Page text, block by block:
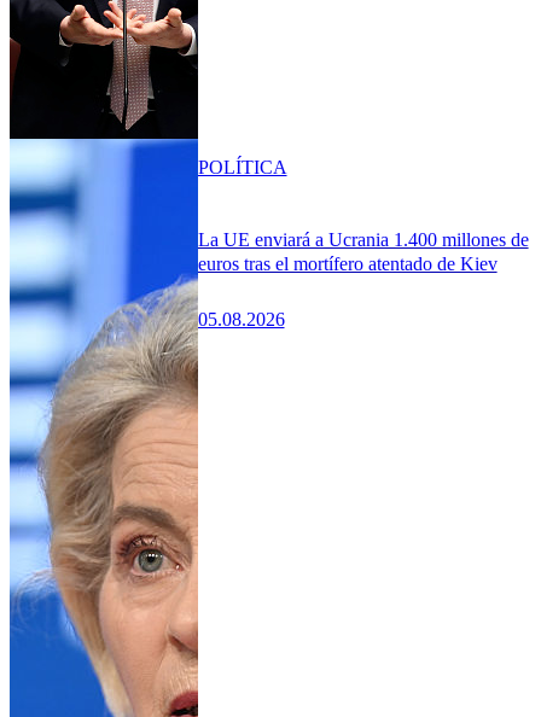
La UE enviará a Ucrania 1.400 millones de
euros tras el mortífero atentado de Kiev
05.08.2026
POLÍTICA